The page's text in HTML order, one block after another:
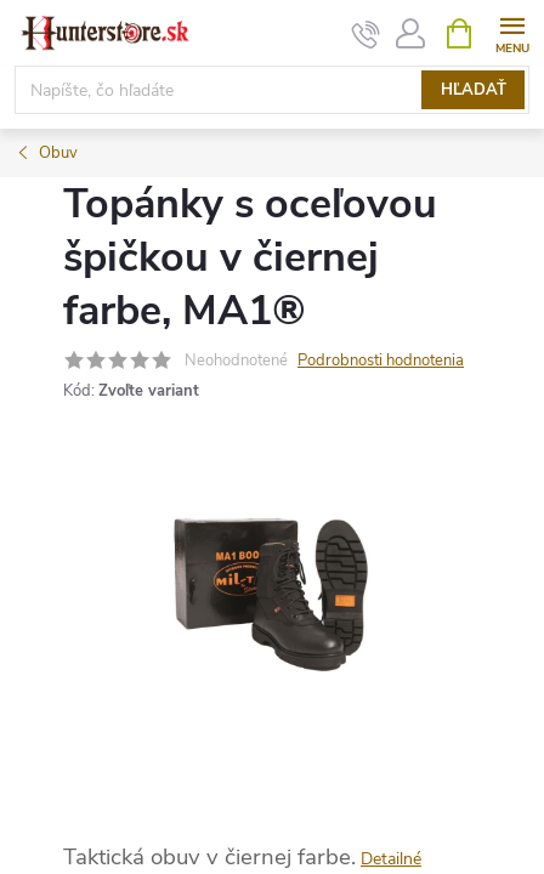
Prejsť
obsah
HĽADAŤ
KOŠÍK
Obuv
Topánky s oceľovou
špičkou v čiernej
farbe, MA1®
Neohodnotené Podrobnosti hodnotenia
Kód: Zvoľte variant
Taktická obuv v čiernej farbe. Detailné